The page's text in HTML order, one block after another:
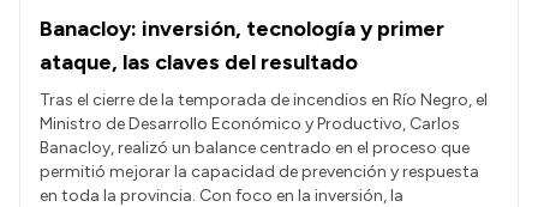
Banacloy: inversión, tecnología y primer
ataque, las claves del resultado
Tras el cierre de la temporada de incendios en Río Negro, el
Ministro de Desarrollo Económico y Productivo, Carlos
Banacloy, realizó un balance centrado en el proceso que
permitió mejorar la capacidad de prevención y respuesta
en toda la provincia. Con foco en la inversión, la